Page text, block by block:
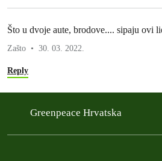
Što u dvoje aute, brodove.... sipaju ovi
Zašto 30. 03. 2022.
Reply
Greenpeace Hrvatska